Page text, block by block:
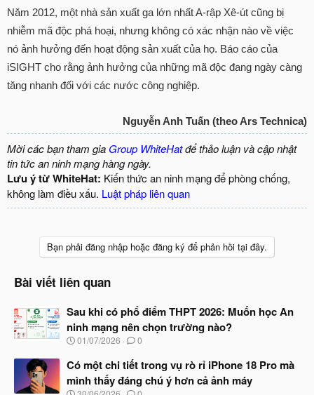
Năm 2012, một nhà sản xuất ga lớn nhất A-rập Xê-út cũng bị
nhiễm mã độc phá hoại, nhưng không có xác nhận nào về việc
nó ảnh hưởng đến hoạt động sản xuất của họ. Báo cáo của
iSIGHT cho rằng ảnh hưởng của những mã độc đang ngày càng
tăng nhanh đối với các nước công nghiệp.
Nguyễn Anh Tuấn (theo Ars Technica)
Mời các bạn tham gia Group WhiteHatđể thảo luận và cập nhật
tin tức an ninh mạng hàng ngày.
Lưu ý từ WhiteHat: Kiến thức an ninh mạng để phòng chống,
không làm điều xấu. Luật pháp liên quan
Bạn phải đăng nhập hoặc đăng ký để phản hồi tại đây.
Bài viết liên quan
Sau khi có phổ điểm THPT 2026: Muốn học An
ninh mạng nên chọn trường nào?
N
à
y
b
01/07/2026 0
Có một chi tiết trong vụ rò rỉ iPhone 18 Pro mà
mình thấy đáng chú ý hơn cả ảnh máy
N